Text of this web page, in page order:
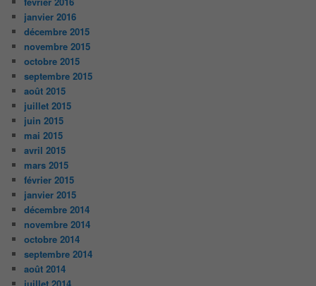
janvier 2016
décembre 2015
novembre 2015
octobre 2015
septembre 2015
août 2015
juillet 2015
juin 2015
mai 2015
avril 2015
mars 2015
février 2015
janvier 2015
décembre 2014
novembre 2014
octobre 2014
septembre 2014
août 2014